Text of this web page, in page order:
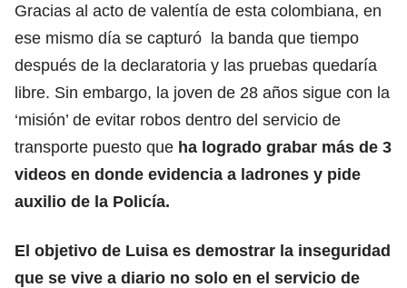
Gracias al acto de valentía de esta colombiana, en
ese mismo día se capturó la banda que tiempo
después de la declaratoria y las pruebas quedaría
libre. Sin embargo, la joven de 28 años sigue con la
‘misión’ de evitar robos dentro del servicio de
transporte puesto que ha logrado grabar más de 3
videos en donde evidencia a ladrones y pide
auxilio de la Policía.
El objetivo de Luisa es demostrar la inseguridad
que se vive a diario no solo en el servicio de